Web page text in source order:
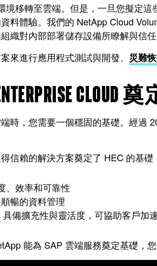
境移轉至雲端。但是，一旦您擬定
料體驗。我們的 NetApp Cloud
織對內部部署儲存設備所瞭解與信任
來進行應用程式測試與開發、 災難
CLOUD
時，您需要一個穩固的基礎。經過
信賴的解決方案奠定了 HEC 的基礎
、效率和可靠性
暢的資料管理
具備擴充性與靈活度，可協助客戶加
能為 SAP 雲端服務奠定基礎，